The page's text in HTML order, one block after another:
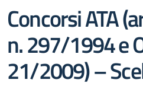
Concorsi ATA
n. 297/1994 e
21/2009) –